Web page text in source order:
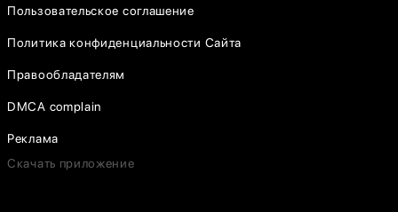
Пользовательское соглашение
Политика конфиденциальности Сайта
Правообладателям
DMCA complain
Реклама
Скачать приложение